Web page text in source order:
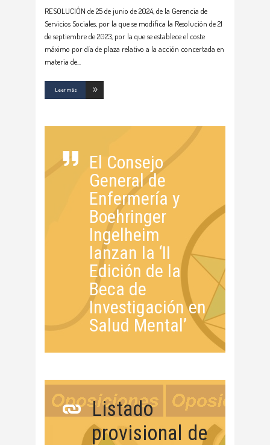
RESOLUCIÓN de 25 de junio de 2024, de la Gerencia de
Servicios Sociales, por la que se modifica la Resolución de 21
de septiembre de 2023, por la que se establece el coste
máximo por día de plaza relativo a la acción concertada en
materia de
Leer más
El Consejo
General de
Enfermería y
Boehringer
Ingelheim
lanzan la ‘II
Edición de la
Beca de
Investigación en
Salud Mental’
Listado
provisional de